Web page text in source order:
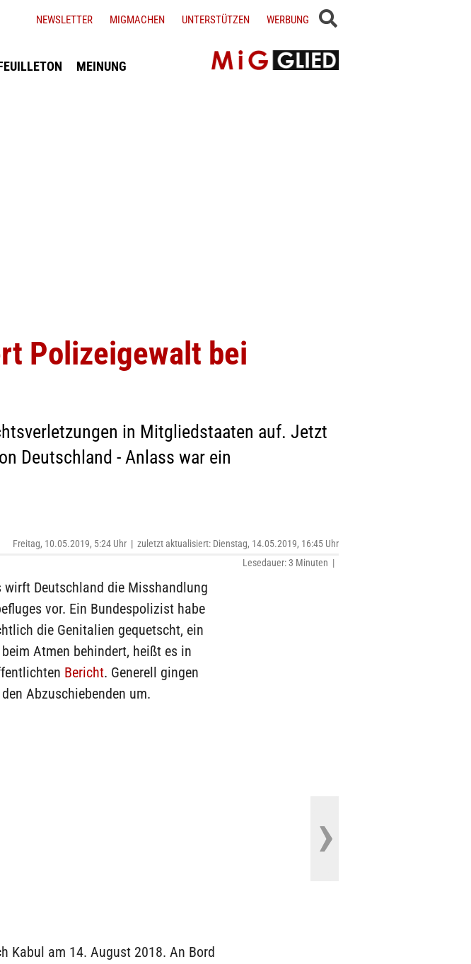
MEINUNG
NEWSLETTER MIGMACHEN UNTERSTÜTZEN WERBUNG
Polizeigewalt bei
in Mitgliedstaaten auf. Jetzt
Deutschland - Anlass war ein
Freitag, 10.05.2019, 5:24 Uhr | zuletzt aktualisiert: Dienstag, 14.05.2019, 16:45 Uhr
Lesedauer: 3 Minuten |
wirft Deutschland die Misshandlung
vor. Ein Bundespolizist habe
die Genitalien gequetscht, ein
Atmen behindert, heißt es in
Bericht. Generell gingen
Abzuschiebenden um.
Kabul am 14. August 2018. An Bord